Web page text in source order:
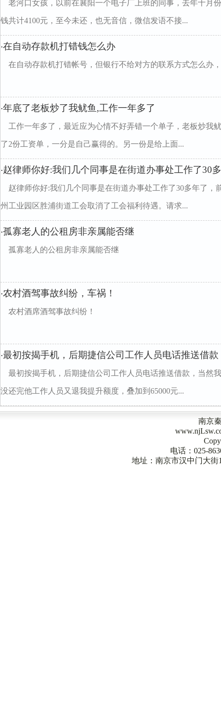
老河口女孩，以前在襄阳一个电子厂上班的同事，去年十月
钱共计4100元，至今未还，也无音信，微信发语不接...
·在自动存款机打错钱怎么办
在自动存款机打错帐号，但银行不给对方的联系方式怎么办
·年底了老板炒了我鱿鱼,工作一年多了
工作一年多了，最近应为心情不好弄错一个单子，老板炒我
了2份工资单，一分是自己赢得的。另一份是给上面...
·赵律师你好:我们几个同事是在街道办事处工作了30
赵律师你好:我们几个同事是在街道办事处工作了30多年了，
州工业园区胜浦街道工会取消了工会福利待遇。请求...
·孤寡老人的公租房非亲属能否继
孤寡老人的公租房非亲属能否继
·农村酒驾事故纠纷，车祸！
农村酒席酒驾事故纠纷！
·最初按揭手机，后期捷信公司工作人员电话推送借
最初按揭手机，后期捷信公司工作人员电话推送借款，当然
没还完他工作人员又退我提升额度，叠加到65000元...
南京
电话：025-
地址：南京市汉中门大